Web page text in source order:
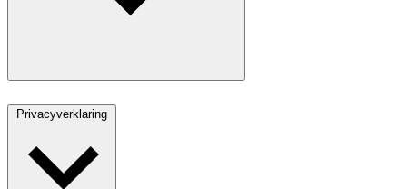
Privacyverklaring